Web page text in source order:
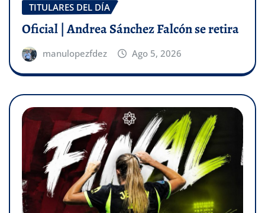
TITULARES DEL DÍA
Oficial | Andrea Sánchez Falcón se retira
manulopezfdez Ago 5, 2026